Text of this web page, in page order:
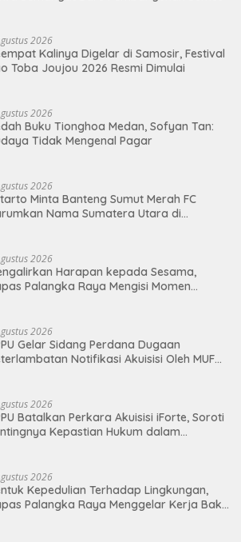
2026
Kalinya Digelar di Samosir, Festival
Toba Joujou 2026 Resmi Dimulai
2026
Buku Tionghoa Medan, Sofyan Tan:
Tidak Mengenal Pagar
2026
Minta Banteng Sumut Merah FC
Nama Sumatera Utara di
2026
Harapan kepada Sesama,
Palangka Raya Mengisi Momen
2026
Gelar Sidang Perdana Dugaan
Notifikasi Akuisisi Oleh MUFG
2026
Batalkan Perkara Akuisisi iForte, Soroti
Kepastian Hukum dalam
2026
Kepedulian Terhadap Lingkungan,
Palangka Raya Menggelar Kerja Bakti